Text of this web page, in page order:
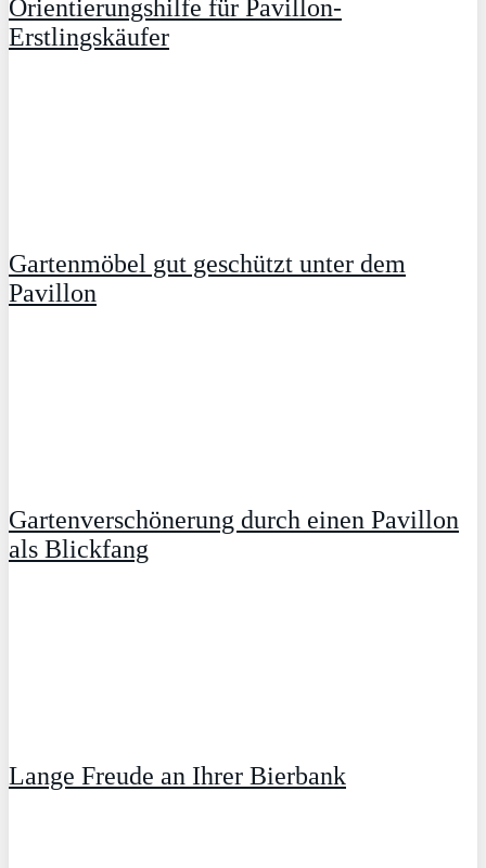
Orientierungshilfe für Pavillon-
Erstlingskäufer
Gartenmöbel gut geschützt unter dem
Pavillon
Gartenverschönerung durch einen Pavillon
als Blickfang
Lange Freude an Ihrer Bierbank